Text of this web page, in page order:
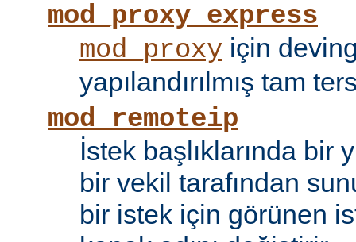
mod_proxy_express
mod_proxy için
yapılandırılmış tam
mod_remoteip
İstek başlıklarında bir
bir vekil tarafından
bir istek için görünen